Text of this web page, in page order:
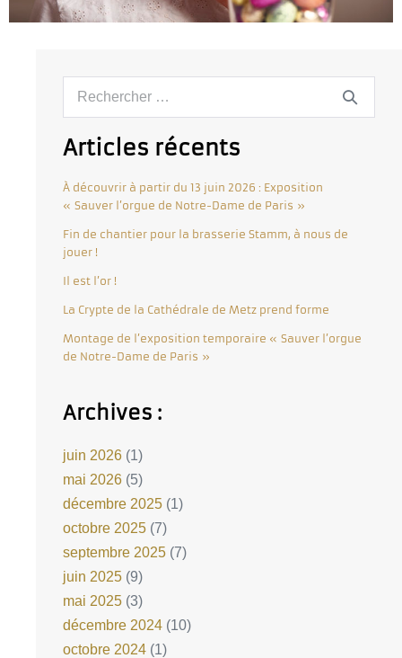
Articles récents
À découvrir à partir du 13 juin 2026 : Exposition
« Sauver l’orgue de Notre-Dame de Paris »
Fin de chantier pour la brasserie Stamm, à nous de
jouer !
Il est l’or !
La Crypte de la Cathédrale de Metz prend forme
Montage de l’exposition temporaire « Sauver l’orgue
de Notre-Dame de Paris »
Archives :
juin 2026 (1)
mai 2026 (5)
décembre 2025 (1)
octobre 2025 (7)
septembre 2025 (7)
juin 2025 (9)
mai 2025 (3)
décembre 2024 (10)
octobre 2024 (1)